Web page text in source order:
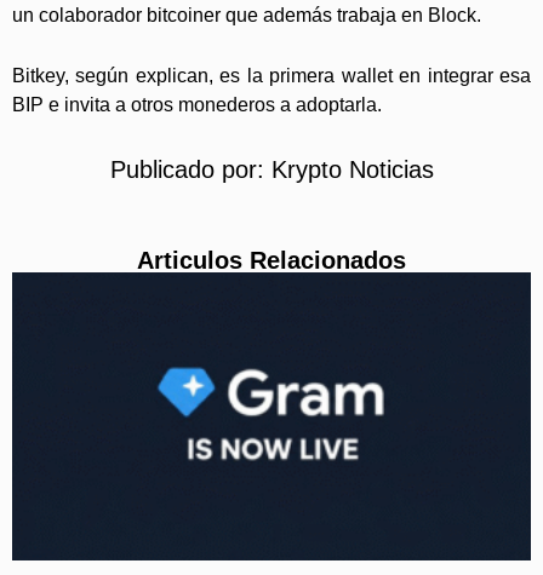
un colaborador bitcoiner que además trabaja en Block.
Bitkey, según explican, es la primera wallet en integrar esa
BIP e invita a otros monederos a adoptarla.
Publicado por: Krypto Noticias
Articulos Relacionados